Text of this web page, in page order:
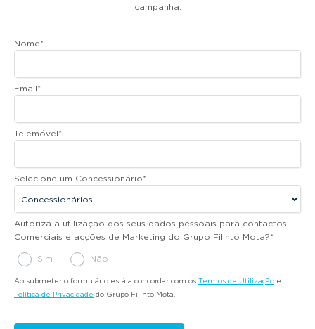
campanha.
Nome*
Email*
Telemóvel*
Selecione um Concessionário*
Autoriza a utilização dos seus dados pessoais para contactos
Comerciais e acções de Marketing do Grupo Filinto Mota?*
Sim Não
Ao submeter o formulário está a concordar com os Termos de Utilização e
Política de Privacidade do Grupo Filinto Mota.